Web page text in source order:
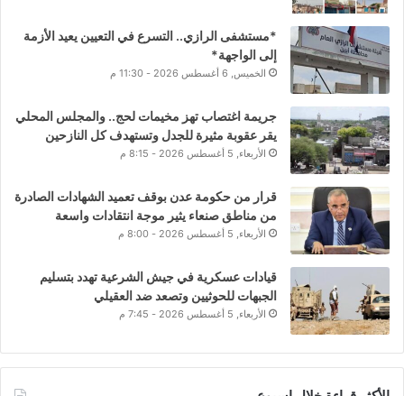
*مستشفى الرازي.. التسرع في التعيين يعيد الأزمة
إلى الواجهة*
الخميس, 6 أغسطس 2026 - 11:30 م
جريمة اغتصاب تهز مخيمات لحج.. والمجلس المحلي
يقر عقوبة مثيرة للجدل وتستهدف كل النازحين
الأربعاء, 5 أغسطس 2026 - 8:15 م
قرار من حكومة عدن بوقف تعميد الشهادات الصادرة
من مناطق صنعاء يثير موجة انتقادات واسعة
الأربعاء, 5 أغسطس 2026 - 8:00 م
قيادات عسكرية في جيش الشرعية تهدد بتسليم
الجبهات للحوثيين وتصعد ضد العقيلي
الأربعاء, 5 أغسطس 2026 - 7:45 م